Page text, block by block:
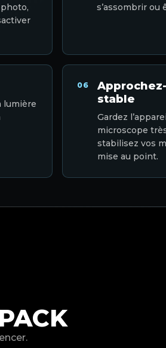
s’assombrir ou
lumière
06
stable
Gardez
microscope
stabilisez vos
mise au point.